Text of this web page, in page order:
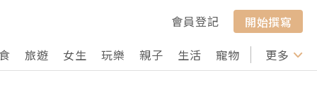
會員登記
開始撰寫
旅遊 女生 玩樂 親子 生活 寵物 行山 打卡
更多